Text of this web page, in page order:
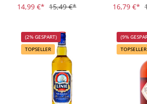
Durchschnittliche Bewertung von 4.8
14,99 €* 15,49 €* 16,79 €*
(2% GESPART)
TOPSELLER
(9%
TOPSELLER